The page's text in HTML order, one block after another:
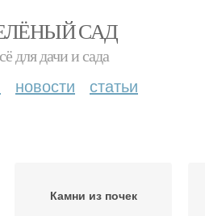
САД
для дачи и сада
новости статьи
Камни из почек